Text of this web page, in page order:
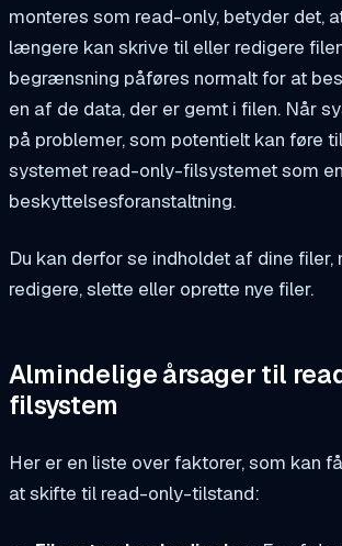
monteres som read-only, betyder det,
længere kan skrive til eller redigere
begrænsning påføres normalt for at
en af de data, der er gemt i filen. Når
på problemer, som potentielt kan føre
systemet read-only-filsystemet som en
beskyttelsesforanstaltning.
Du kan derfor se indholdet af dine filer,
redigere, slette eller oprette nye filer.
Almindelige årsager til
filsystem
Her er en liste over faktorer, som kan
at skifte til read-only-tilstand: